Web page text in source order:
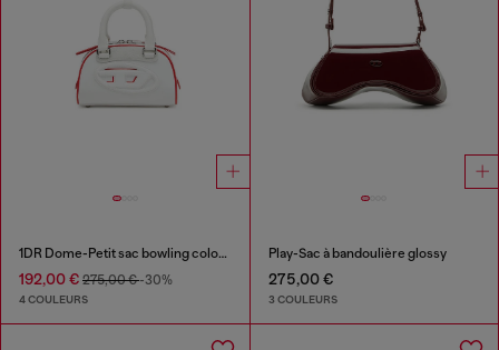
1DR Dome-Petit sac bowling color-block
192,00 € 275,00 €-30%
4 COULEURS
Play-Sac à bandoulière glossy
275,00 €
3 COULEURS